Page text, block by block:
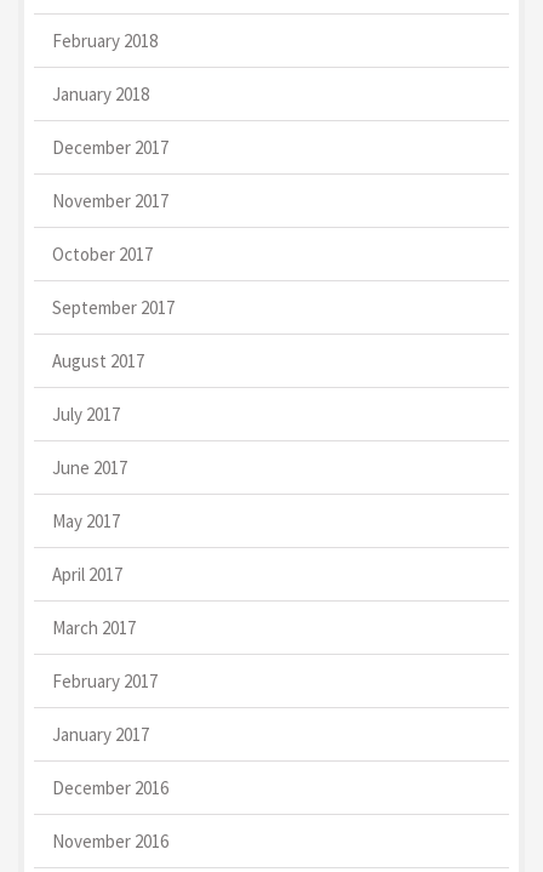
February 2018
January 2018
December 2017
November 2017
October 2017
September 2017
August 2017
July 2017
June 2017
May 2017
April 2017
March 2017
February 2017
January 2017
December 2016
November 2016